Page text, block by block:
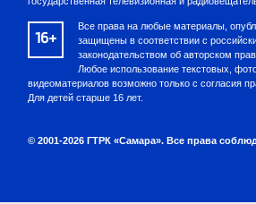
16+
Все права на любые материалы,
защищены в соответствии с
законодательством об авторском
Любое использование текстовых,
видеоматериалов возможно только с согласия
Для детей старше 16 лет.
© 2001-2026 ГТРК «Самара». Все права